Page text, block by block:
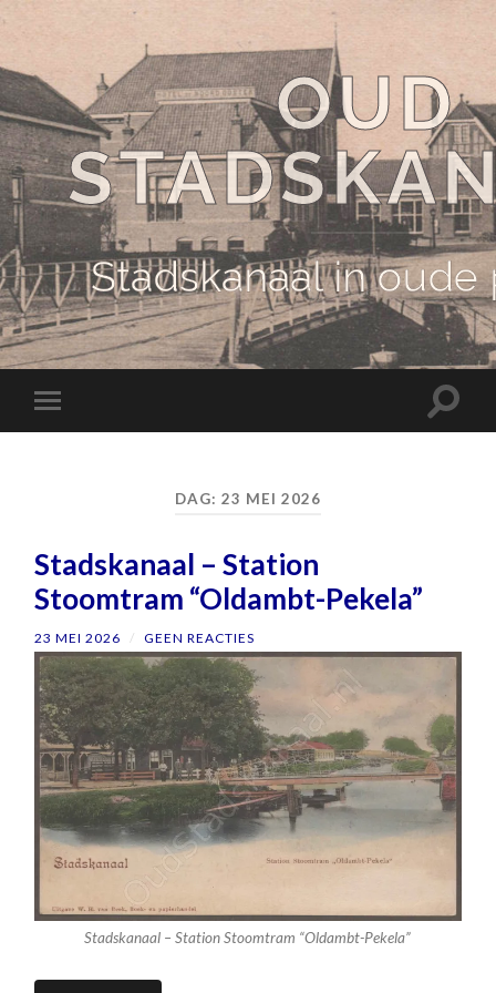
OUD
Stadskanaal in oude
Schakel
naar
DAG: 23 MEI 2026
Stadskanaal – Station
Stoomtram “Oldambt-Pekela”
23 MEI 2026 / GEEN REACTIES
Stadskanaal – Station Stoomtram “Oldambt-Pekela”